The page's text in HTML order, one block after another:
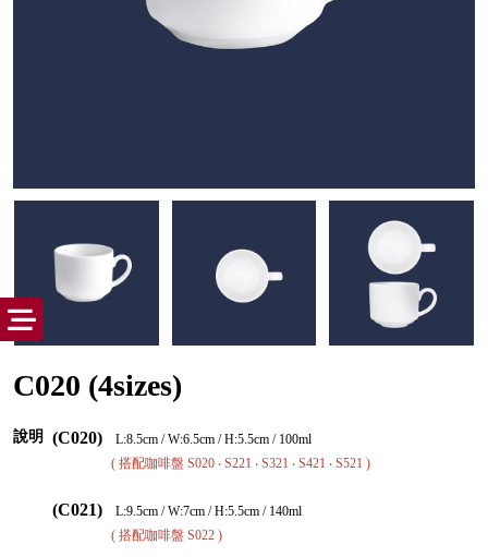
C020 (4sizes)
說明 (C020)
L:8.5cm / W:6.5cm / H:5.5cm / 100ml
( 搭配咖啡盤 S020 ‧ S221 ‧ S321 ‧ S421 ‧ S521 )
(C021)
L:9.5cm / W:7cm / H:5.5cm / 140ml
( 搭配咖啡盤 S022 )